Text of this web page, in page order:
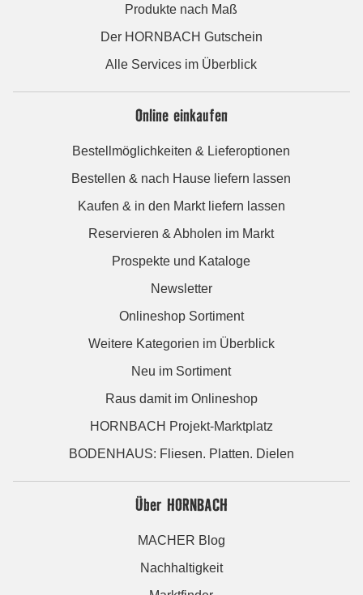
Produkte nach Maß
Der HORNBACH Gutschein
Alle Services im Überblick
Online einkaufen
Bestellmöglichkeiten & Lieferoptionen
Bestellen & nach Hause liefern lassen
Kaufen & in den Markt liefern lassen
Reservieren & Abholen im Markt
Prospekte und Kataloge
Newsletter
Onlineshop Sortiment
Weitere Kategorien im Überblick
Neu im Sortiment
Raus damit im Onlineshop
HORNBACH Projekt-Marktplatz
BODENHAUS: Fliesen. Platten. Dielen
Über HORNBACH
MACHER Blog
Nachhaltigkeit